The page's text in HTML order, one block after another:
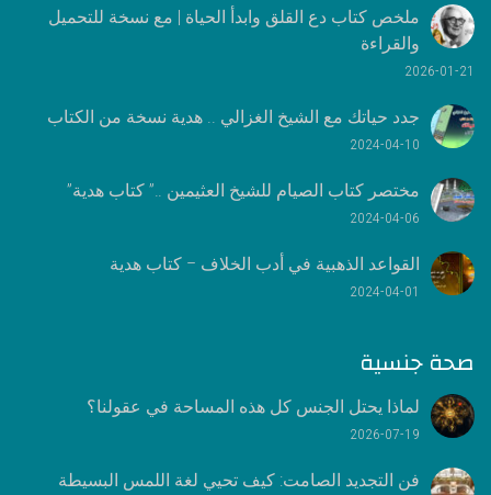
ملخص كتاب دع القلق وابدأ الحياة | مع نسخة للتحميل
والقراءة
2026-01-21
جدد حياتك مع الشيخ الغزالي .. هدية نسخة من الكتاب
2024-04-10
مختصر كتاب الصيام للشيخ العثيمين ..” كتاب هدية”
2024-04-06
القواعد الذهبية في أدب الخلاف – كتاب هدية
2024-04-01
صحة جنسية
لماذا يحتل الجنس كل هذه المساحة في عقولنا؟
2026-07-19
فن التجديد الصامت: كيف تحيي لغة اللمس البسيطة